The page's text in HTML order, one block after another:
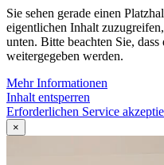
Sie sehen gerade einen
eigentlichen Inhalt
unten. Bitte beachten Sie,
weitergegeben werden.
Mehr Informationen
Inhalt entsperren
Erforderlichen Service
×